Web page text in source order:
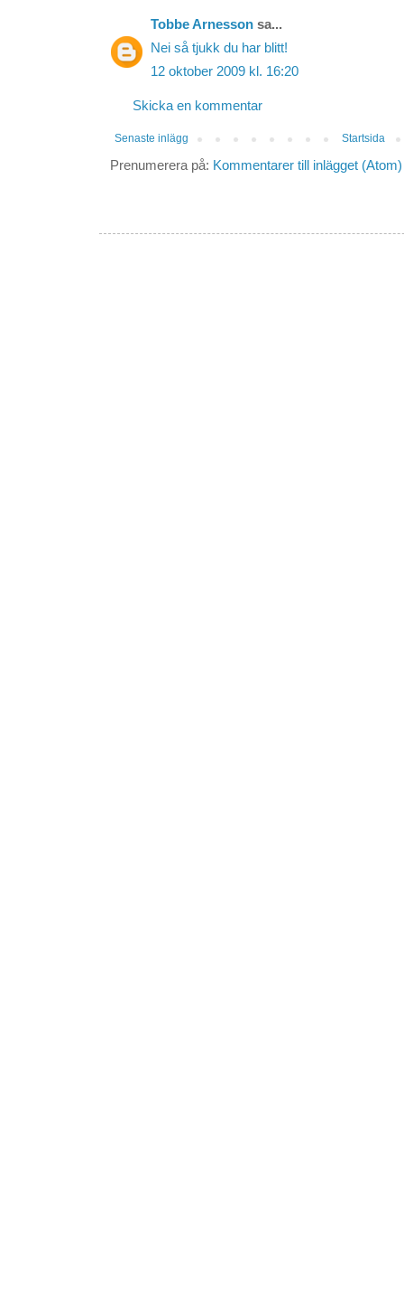
Tobbe Arnesson sa...
Nei så tjukk du har blitt!
12 oktober 2009 kl. 16:20
Skicka en kommentar
Senaste inlägg Startsida
Prenumerera på: Kommentarer till inlägget (Atom)